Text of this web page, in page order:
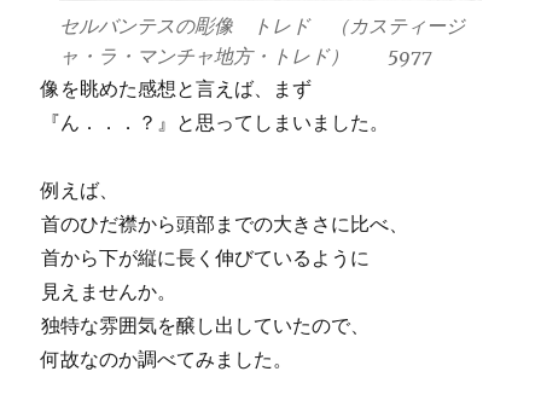
セルバンテスの彫像 トレド （カスティージ
ャ・ラ・マンチャ地方・トレド） 5977
像を眺めた感想と言えば、まず
『ん．．．？』と思ってしまいました。
例えば、
首のひだ襟から頭部までの大きさに比べ、
首から下が縦に長く伸びているように
見えませんか。
独特な雰囲気を醸し出していたので、
何故なのか調べてみました。